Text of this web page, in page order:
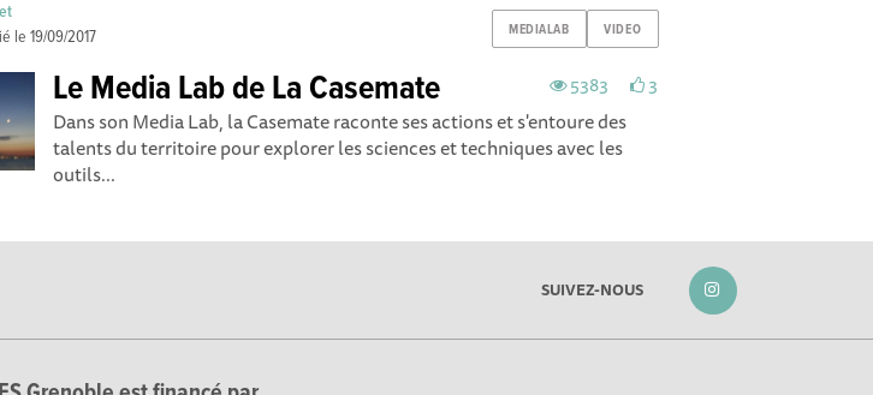
MEDIALAB VIDEO
le19/09/2017
5383 3
Le Media Lab de La Casemate
Dans son Media Lab, la Casemate raconte ses actions et s'entoure des
talents du territoire pour explorer les sciences et techniques avec les
outils...
SUIVEZ-NOUS